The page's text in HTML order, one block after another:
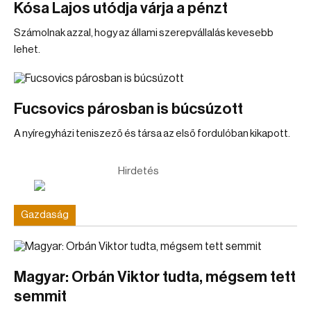
Kósa Lajos utódja várja a pénzt
Számolnak azzal, hogy az állami szerepvállalás kevesebb
lehet.
Fucsovics párosban is búcsúzott
A nyíregyházi teniszező és társa az első fordulóban kikapott.
Hirdetés
Gazdaság
Magyar: Orbán Viktor tudta, mégsem tett
semmit